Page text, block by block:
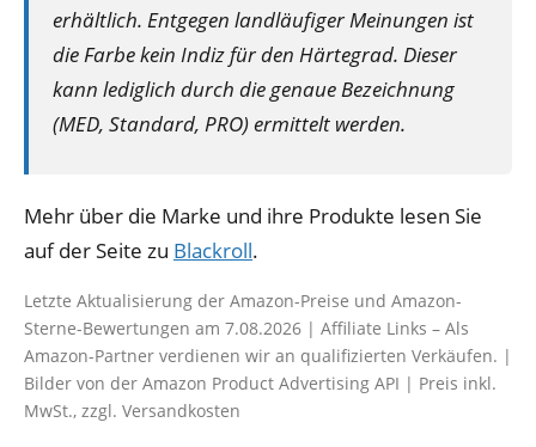
erhältlich. Entgegen landläufiger Meinungen ist
die Farbe kein Indiz für den Härtegrad. Dieser
kann lediglich durch die genaue Bezeichnung
(MED, Standard, PRO) ermittelt werden.
Mehr über die Marke und ihre Produkte lesen Sie
auf der Seite zu Blackroll.
Letzte Aktualisierung der Amazon-Preise und Amazon-
Sterne-Bewertungen am 7.08.2026 | Affiliate Links – Als
Amazon-Partner verdienen wir an qualifizierten Verkäufen. |
Bilder von der Amazon Product Advertising API | Preis inkl.
MwSt., zzgl. Versandkosten